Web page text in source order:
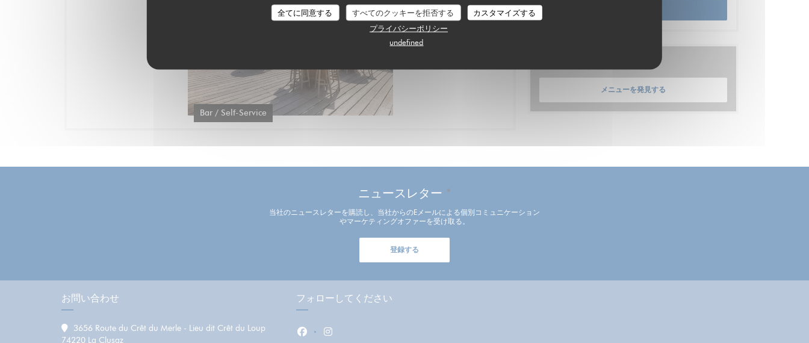
全てに同意する すべてのクッキーを拒否する
カスタマイズする
プライバシーポリシー
undefined
Bar / Self-Service
メニューを発見する
ニュースレター *
当社のニュースレターを購読し、当社からのEメールによる個別コミュニケーション
やマーケティングオファーを受け取る。
登録する
お問い合わせ
3656 Route du Crêt du Merle - Lieu dit Crêt du Loup
74220 La Clusaz((新しいウィンドウで開きます))
フォローしてください
Facebook ((新しいウィンドウで開きます))
Instagram ((新しいウィンドウで開きます))